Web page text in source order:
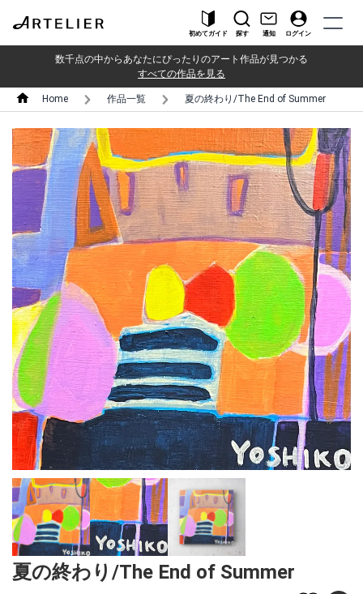
初めてガイド 探す 通知 ログイン
数千点の中からあなたにぴったりのアート作品が見つかる
すべての作品を見る
Home 作品一覧 夏の終わり/The End of Summer
夏の終わり/The End of Summer